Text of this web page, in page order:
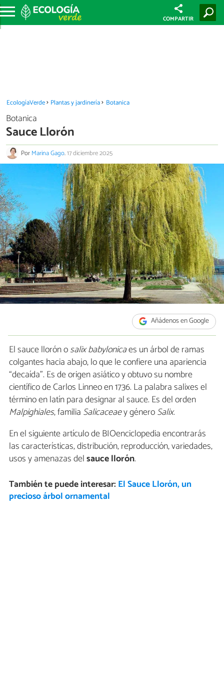
COMPARTIR
EcologíaVerde Plantas y jardinería Botanica
Botanica
Sauce Llorón
PorMarina Gago.17 diciembre 2025
Añádenos en Google
El sauce llorón osalix babylonicaes un árbol de ramas
colgantes hacia abajo, lo que le confiere una apariencia
“decaída”. Es de origen asiático y obtuvo su nombre
científico de Carlos Linneo en 1736. La palabra salixes el
término en latín para designar al sauce. Es del orden
Malpighiales, familia Salicaceaey géneroSalix.
En el siguiente artículo de BIOenciclopedia encontrarás
las características, distribución, reproducción, variedades,
usos y amenazas delsauce llorón.
También te puede interesar: El Sauce Llorón, un
precioso árbol ornamental